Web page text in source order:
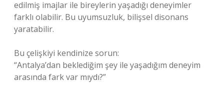
edilmiş imajlar ile bireylerin yaşadığı deneyimler
farklı olabilir. Bu uyumsuzluk, bilişsel disonans
yaratabilir.
Bu çelişkiyi kendinize sorun:
“Antalya’dan beklediğim şey ile yaşadığım deneyim
arasında fark var mıydı?”